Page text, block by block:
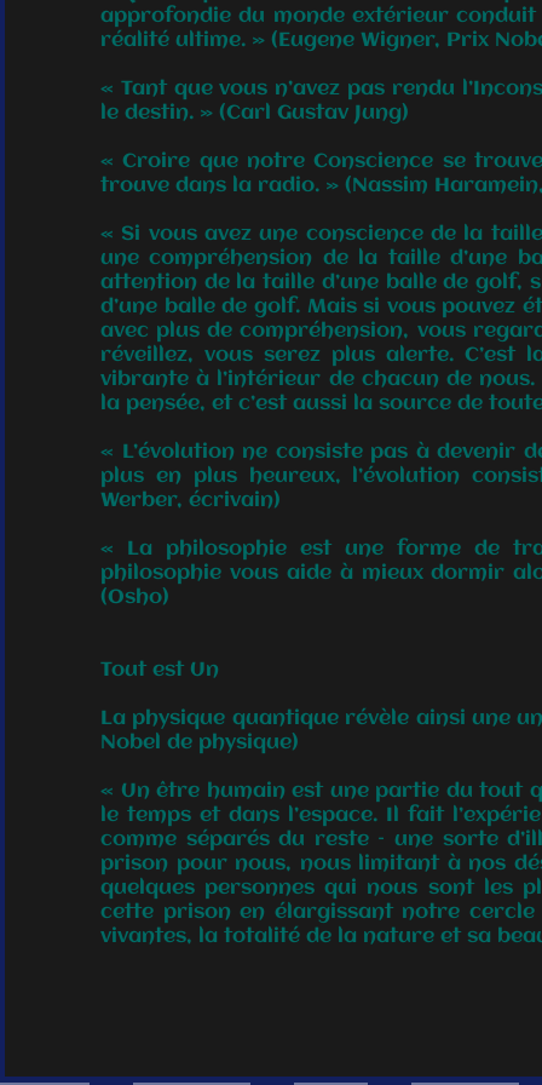
approfondie du monde extérieur
réalité ultime. » (Eugene Wigner, Prix
« Tant que vous n’avez pas rendu
le destin. » (Carl Gustav Jung)
« Croire que notre Conscience se
trouve dans la radio. » (Nassim
« Si vous avez une conscience de la
une compréhension de la taille d’une
attention de la taille d’une balle de golf,
d’une balle de golf. Mais si vous
avec plus de compréhension, vous
réveillez, vous serez plus alerte. C’est
vibrante à l’intérieur de chacun de
la pensée, et c’est aussi la source de
« L’évolution ne consiste pas à devenir
plus en plus heureux, l’évolution
Werber, écrivain)
« La philosophie est une forme de
philosophie vous aide à mieux dormir
(Osho)
Tout est Un
La physique quantique révèle ainsi une
Nobel de physique)
« Un être humain est une partie du tout
le temps et dans l’espace. Il fait
comme séparés du reste – une sorte
prison pour nous, nous limitant à nos
quelques personnes qui nous sont les
cette prison en élargissant notre cercle
vivantes, la totalité de la nature et sa